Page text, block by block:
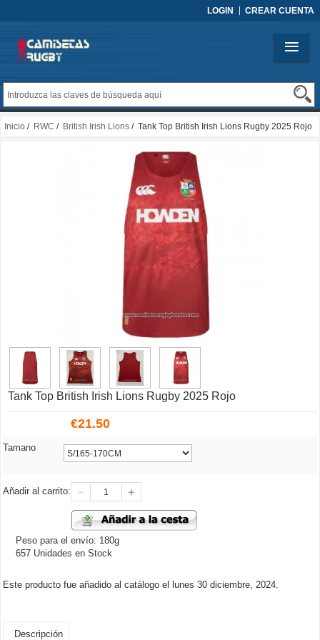
LOGIN CREAR CUENTA
Inicio / RWC / British Irish Lions / Tank Top British Irish Lions Rugby 2025 Rojo
Tank Top British Irish Lions Rugby 2025 Rojo
€21.50
Tamano
Añadir al carrito:
Peso para el envío: 180g
657 Unidades en Stock
Este producto fue añadido al catálogo el lunes 30 diciembre, 2024.
Descripción